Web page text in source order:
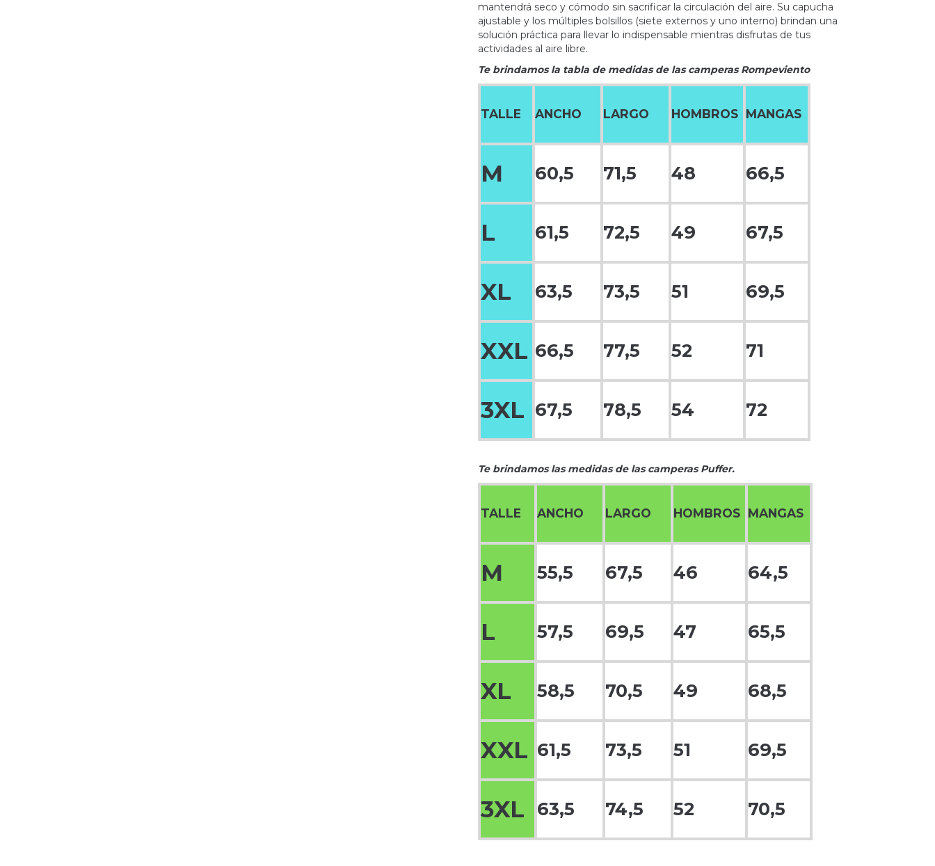
mantendrá seco y cómodo sin sacrificar la circulación del aire. Su capucha
ajustable y los múltiples bolsillos (siete externos y uno interno) brindan una
solución práctica para llevar lo indispensable mientras disfrutas de tus
actividades al aire libre.
Te brindamos la tabla de medidas de las camperas Rompeviento
TALLE ANCHO LARGO HOMBROS MANGAS
M 60,5 71,5 48 66,5
L 61,5 72,5 49 67,5
XL 63,5 73,5 51 69,5
XXL 66,5 77,5 52 71
3XL 67,5 78,5 54 72
Te brindamos las medidas de las camperas Puffer.
TALLE ANCHO LARGO HOMBROS MANGAS
M 55,5 67,5 46 64,5
L 57,5 69,5 47 65,5
XL 58,5 70,5 49 68,5
XXL 61,5 73,5 51 69,5
3XL 63,5 74,5 52 70,5